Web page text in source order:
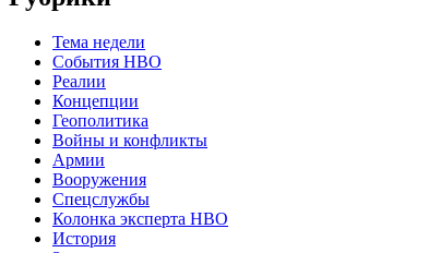
Тема недели
События НВО
Реалии
Концепции
Геополитика
Войны и конфликты
Армии
Вооружения
Спецслужбы
Колонка эксперта НВО
История